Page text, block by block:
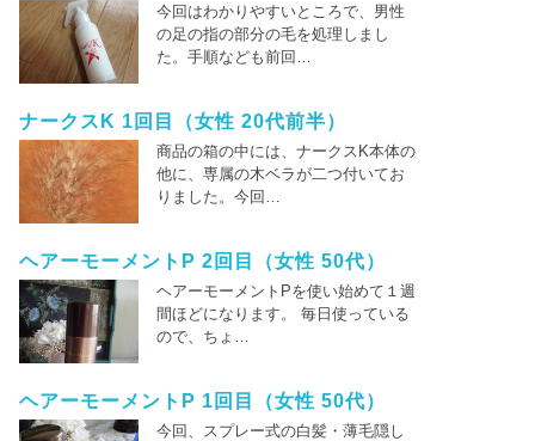
今回はわかりやすいところで、男性
の足の指の部分の毛を処理しまし
た。手順なども前回…
ナークスK 1回目（女性 20代前半）
商品の箱の中には、ナークスK本体の
他に、専属の木ベラが二つ付いてお
りました。今回…
ヘアーモーメントP 2回目（女性 50代）
ヘアーモーメントPを使い始めて１週
間ほどになります。 毎日使っている
ので、ちょ…
ヘアーモーメントP 1回目（女性 50代）
今回、スプレー式の白髪・薄毛隠し